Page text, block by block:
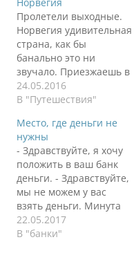
Пролетели выходные.
Норвегия удивительная
страна, как бы
банально это ни
звучало. Приезжаешь в
Осло, оглядываешься
вокруг: хмуро, серо,
улыбаются, хотя и
вежливые. Выходишь с
вокзала и видишь
бомжей, чуть поодаль
много чернокожих.
Возникает легкое
напряжение,
начинаешь
придерживать сумку.
24.05.2016
В "Путешествия"
Место, где деньги не
нужны
- Здравствуйте, я хочу
положить в ваш банк
деньги. - Здравствуйте,
мы не можем у вас
взять деньги. Минута
молчания. Крах
финансовой системы
22.05.2017
В "банки"